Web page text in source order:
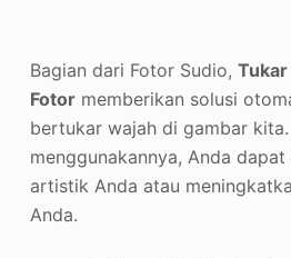
Bagian dari Fotor Sudio, Tukar
Fotormemberikan solusi
bertukar wajah di gambar kita.
menggunakannya, Anda
artistik Anda atau
Anda.